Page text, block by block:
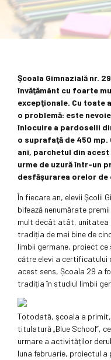
Şcoala Gimnazială nr.
învăţământ cu foarte
excepţionale. Cu toate
o problemă: este
înlocuire a pardoselii
o suprafaţă de 450 mp.
ani, parchetul din
urme de uzură într-un
desfăşurarea orelor de
În fiecare an, elevii Şcolii
bifează nenumărate
mult decât atât, unitatea
tradiția de mai bine de
limbii germane, proiect ce
către elevi a certificatului
acest sens, Școala 29 a
tradiția în studiul limbii
Totodată, şcoala a
titulatură „Blue School”,
urmare a activităților
luna februarie, proiectul